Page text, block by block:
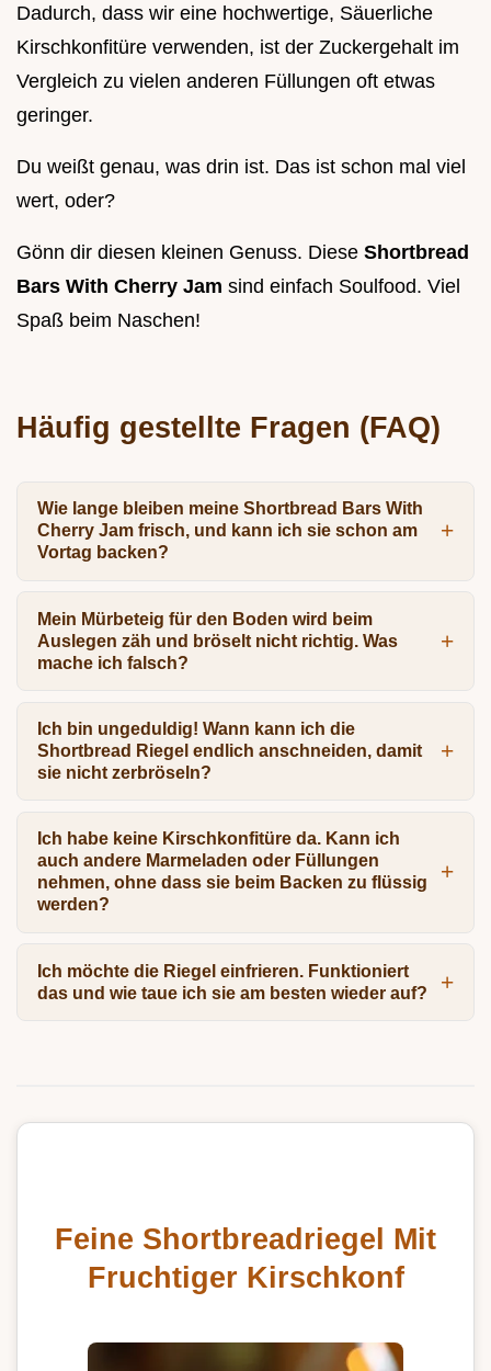
Dadurch, dass wir eine hochwertige, Säuerliche
Kirschkonfitüre verwenden, ist der Zuckergehalt im
Vergleich zu vielen anderen Füllungen oft etwas
geringer.
Du weißt genau, was drin ist. Das ist schon mal viel
wert, oder?
Gönn dir diesen kleinen Genuss. Diese Shortbread
Bars With Cherry Jam sind einfach Soulfood. Viel
Spaß beim Naschen!
Häufig gestellte Fragen (FAQ)
Wie lange bleiben meine Shortbread Bars With
Cherry Jam frisch, und kann ich sie schon am
Vortag backen?
Mein Mürbeteig für den Boden wird beim
Auslegen zäh und bröselt nicht richtig. Was
mache ich falsch?
Ich bin ungeduldig! Wann kann ich die
Shortbread Riegel endlich anschneiden, damit
sie nicht zerbröseln?
Ich habe keine Kirschkonfitüre da. Kann ich
auch andere Marmeladen oder Füllungen
nehmen, ohne dass sie beim Backen zu flüssig
werden?
Ich möchte die Riegel einfrieren. Funktioniert
das und wie taue ich sie am besten wieder auf?
Feine Shortbreadriegel Mit
Fruchtiger Kirschkonf